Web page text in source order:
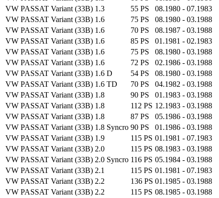
VW PASSAT Variant (33B) 1.3
55 PS
08.1980 - 07.1983
VW PASSAT Variant (33B) 1.6
75 PS
08.1980 - 03.1988
VW PASSAT Variant (33B) 1.6
70 PS
08.1987 - 03.1988
VW PASSAT Variant (33B) 1.6
85 PS
01.1981 - 02.1983
VW PASSAT Variant (33B) 1.6
75 PS
08.1980 - 03.1988
VW PASSAT Variant (33B) 1.6
72 PS
02.1986 - 03.1988
VW PASSAT Variant (33B) 1.6 D
54 PS
08.1980 - 03.1988
VW PASSAT Variant (33B) 1.6 TD
70 PS
04.1982 - 03.1988
VW PASSAT Variant (33B) 1.8
90 PS
01.1983 - 03.1988
VW PASSAT Variant (33B) 1.8
112 PS 12.1983 - 03.1988
VW PASSAT Variant (33B) 1.8
87 PS
05.1986 - 03.1988
VW PASSAT Variant (33B) 1.8 Syncro 90 PS
01.1986 - 03.1988
VW PASSAT Variant (33B) 1.9
115 PS 01.1981 - 07.1983
VW PASSAT Variant (33B) 2.0
115 PS 08.1983 - 03.1988
VW PASSAT Variant (33B) 2.0 Syncro 116 PS 05.1984 - 03.1988
VW PASSAT Variant (33B) 2.1
115 PS 01.1981 - 07.1983
VW PASSAT Variant (33B) 2.2
136 PS 01.1985 - 03.1988
VW PASSAT Variant (33B) 2.2
115 PS 08.1985 - 03.1988